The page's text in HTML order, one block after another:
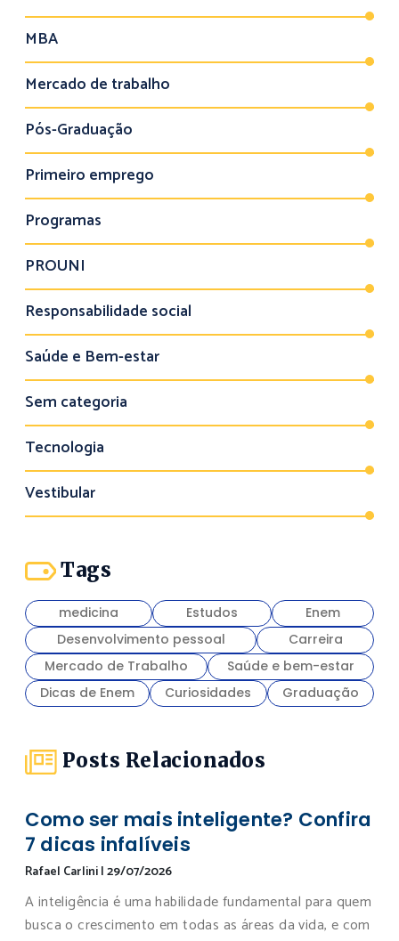
MBA
Mercado de trabalho
Pós-Graduação
Primeiro emprego
Programas
PROUNI
Responsabilidade social
Saúde e Bem-estar
Sem categoria
Tecnologia
Vestibular
Tags
medicina Estudos
Enem
Desenvolvimento pessoal
Carreira
Mercado de Trabalho
Saúde e bem-estar
Dicas de Enem
Curiosidades Graduação
Posts Relacionados
Como ser mais inteligente? Confira
7 dicas infalíveis
Rafael Carlini|29/07/2026
A inteligência é uma habilidade fundamental para quem
busca o crescimento em todas as áreas da vida, e com